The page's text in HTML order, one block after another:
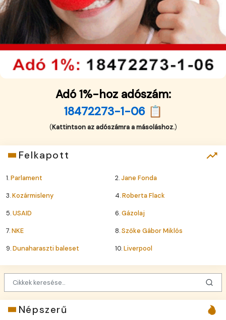
Adó 1%-hoz adószám:
18472273-1-06 📋
(Kattintson az adószámra a másoláshoz.)
Felkapott
1.Parlament 2.Jane Fonda
3.Kozármisleny 4.Roberta Flack
5.USAID 6.Gázolaj
7.NKE 8.Szőke Gábor Miklós
9.Dunaharaszti baleset 10.Liverpool
Népszerű